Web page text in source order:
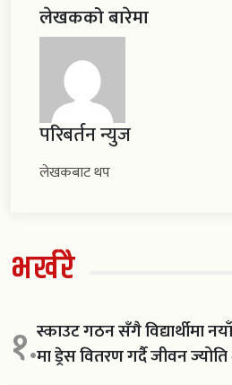
लेखकको बारेमा
परिबर्तन न्युज
लेखकबाट थप
भर्खरै
१.स्काउट गठन सँगै विद्यार्थीमा
मा ड्रेस वितरण गर्दै जीवन ज्योति